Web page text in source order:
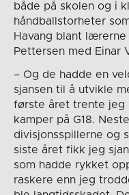
både på skolen og i
håndballstorheter
Havang blant
Pettersen med Einar
– Og de hadde en
sjansen til å utvikle
første året trente jeg
kamper på G18.
divisjonsspillerne og
siste året fikk jeg
som hadde rykket
raskere enn jeg